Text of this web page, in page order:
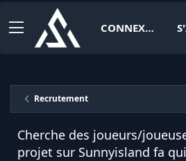
CONNEXION
Recrutement
Cherche des joueurs/
projet sur Sunnyisland fa